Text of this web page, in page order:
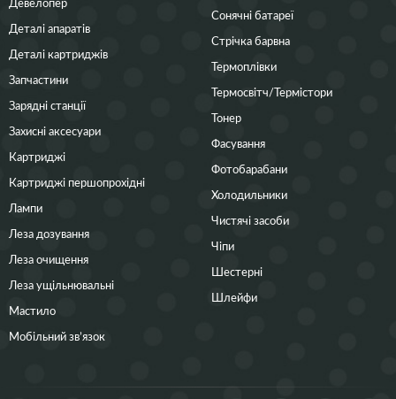
Деталі апаратів
Деталі картриджів
Запчастини
Зарядні станції
Захисні аксесуари
Картриджі
Картриджі першопрохідні
Лампи
Леза дозування
Леза очищення
Леза ущільнювальні
Мастило
Мобільний зв’язок
Сонячні батареї
Стрічка барвна
Термоплівки
Термосвітч/Термістори
Тонер
Фасування
Фотобарабани
Холодильники
Чистячі засоби
Чіпи
Шестерні
Шлейфи